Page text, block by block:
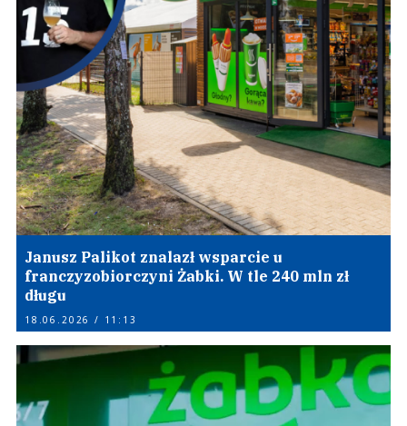
Janusz Palikot znalazł wsparcie u
franczyzobiorczyni Żabki. W tle 240 mln zł
długu
18.06.2026 / 11:13